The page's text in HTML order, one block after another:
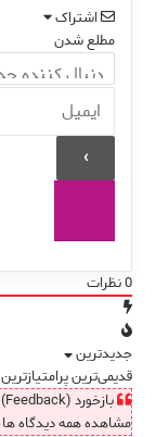
اشتراک
مطلع شدن
0نظرات
جدیدترین
قدیمی‌ترینپرامتیازترین
بازخورد (Feedback) های درون متنی
مشاهده همه دیدگاه ها